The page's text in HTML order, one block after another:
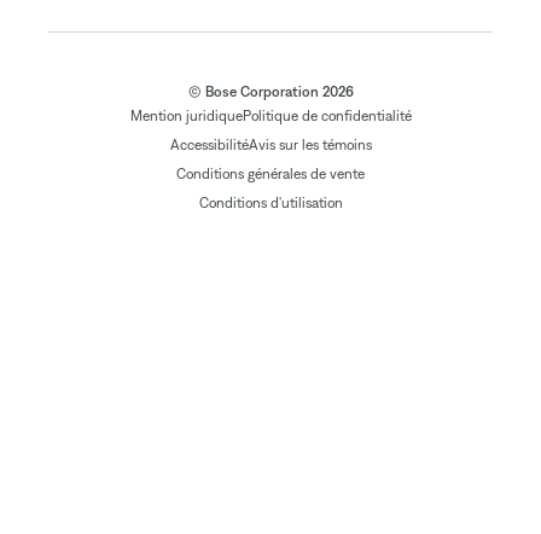
© Bose Corporation 2026
Mention juridiquePolitique de confidentialité
AccessibilitéAvis sur les témoins
Conditions générales de vente
Conditions d'utilisation